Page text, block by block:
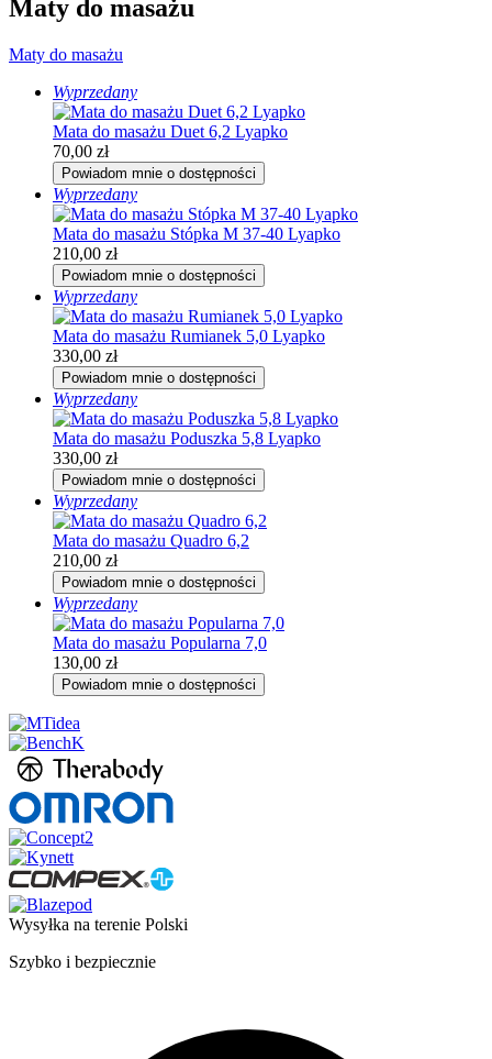
Maty do masażu
Maty do masażu
Wyprzedany
Mata do masażu Duet 6,2 Lyapko
70,00 zł
Powiadom mnie o dostępności
Wyprzedany
Mata do masażu Stópka M 37-40 Lyapko
210,00 zł
Powiadom mnie o dostępności
Wyprzedany
Mata do masażu Rumianek 5,0 Lyapko
330,00 zł
Powiadom mnie o dostępności
Wyprzedany
Mata do masażu Poduszka 5,8 Lyapko
330,00 zł
Powiadom mnie o dostępności
Wyprzedany
Mata do masażu Quadro 6,2
210,00 zł
Powiadom mnie o dostępności
Wyprzedany
Mata do masażu Popularna 7,0
130,00 zł
Powiadom mnie o dostępności
Wysyłka na terenie Polski
Szybko i bezpiecznie